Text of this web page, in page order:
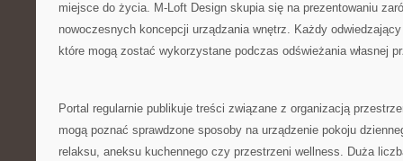
miejsce do życia. M-Loft Design skupia się na prezentowaniu
nowoczesnych koncepcji urządzania wnętrz. Każdy
które mogą zostać wykorzystane podczas odświeżania własnej
Portal regularnie publikuje treści związane z organizacją
mogą poznać sprawdzone sposoby na urządzenie pokoju
relaksu, aneksu kuchennego czy przestrzeni wellness. Duża